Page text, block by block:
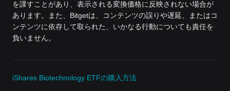
を課すことがあり、表示される変換価格に反映されない場合が
あります。また、Bitgetは、コンテンツの誤りや遅延、またはコ
ンテンツに依存して取られた、いかなる行動についても責任を
負いません。
iShares Biotechnology ETFの購入方法